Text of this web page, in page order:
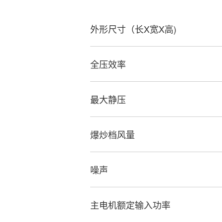
外形尺寸（长X宽X高)
全压效率
最大静压
爆炒档风量
噪声
主电机额定输入功率